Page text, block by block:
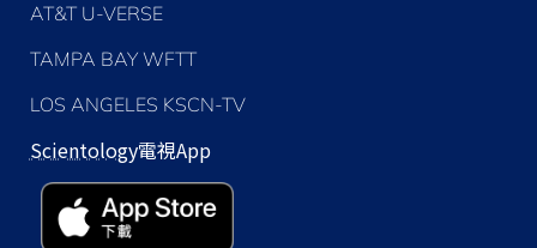
AT&T U-VERSE
TAMPA BAY WFTT
LOS ANGELES KSCN-TV
Scientology電視App